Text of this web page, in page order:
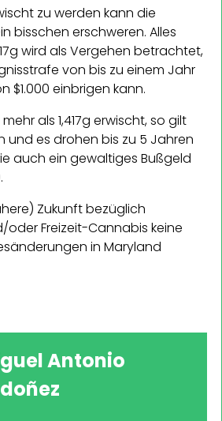
zu werden kann die
bisschen erschweren. Alles
wird als Vergehen betrachtet,
von bis zu einem Jahr
$1.000 einbrigen kann.
als 1,417g erwischt, so gilt
und es drohen bis zu 5 Jahren
auch ein gewaltiges Bußgeld
Zukunft bezüglich
oder Freizeit-Cannabis keine
in Maryland
Antonio